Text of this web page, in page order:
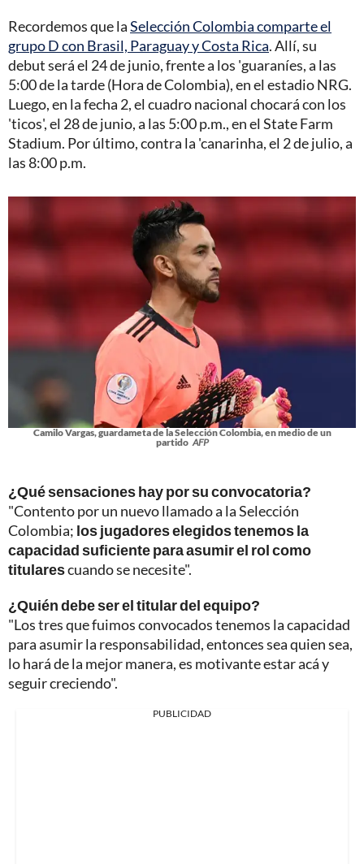
Recordemos que laSelección Colombia comparte el
grupo D con Brasil, Paraguay y Costa Rica. Allí, su
debut será el 24 de junio, frente a los 'guaraníes, a las
5:00 de la tarde (Hora de Colombia), en el estadio NRG.
Luego, en la fecha 2, el cuadro nacional chocará con los
'ticos', el 28 de junio, a las 5:00 p.m., en el State Farm
Stadium. Por último, contra la 'canarinha, el 2 de julio, a
las 8:00 p.m.
Camilo Vargas, guardameta de la Selección Colombia, en medio de un
partido AFP
¿Qué sensaciones hay por su convocatoria?
"Contento por un nuevo llamado a la Selección
Colombia; los jugadores elegidos tenemos la
capacidad suficiente para asumir el rol como
titularescuando se necesite".
¿Quién debe ser el titular del equipo?
"Los tres que fuimos convocados tenemos la capacidad
para asumir la responsabilidad, entonces sea quien sea,
lo hará de la mejor manera, es motivante estar acá y
seguir creciendo".
PUBLICIDAD